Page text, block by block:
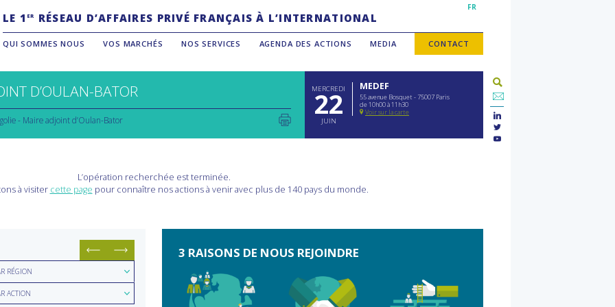
FR
LE 1 ER RÉSEAU D’AFFAIRES PRIVÉ FRANÇAIS À L’INTERNATIONAL
QUI SOMMES NOUS VOS MARCHÉS NOS SERVICES AGENDA DES ACTIONS MEDIA CONTACT
D’OULAN-BATOR
- Maire adjoint d’Oulan-Bator
MERCREDI
22
JUIN
MEDEF
55 avenue Bosquet - 75007 Paris
de 10h00 à 11h30
Voir sur la carte
L’opération recherchée est terminée.
à visiter cette page pour connaître nos actions à venir avec plus de 140 pays du monde.
RÉGION
ACTION
3 RAISONS DE NOUS REJOINDRE